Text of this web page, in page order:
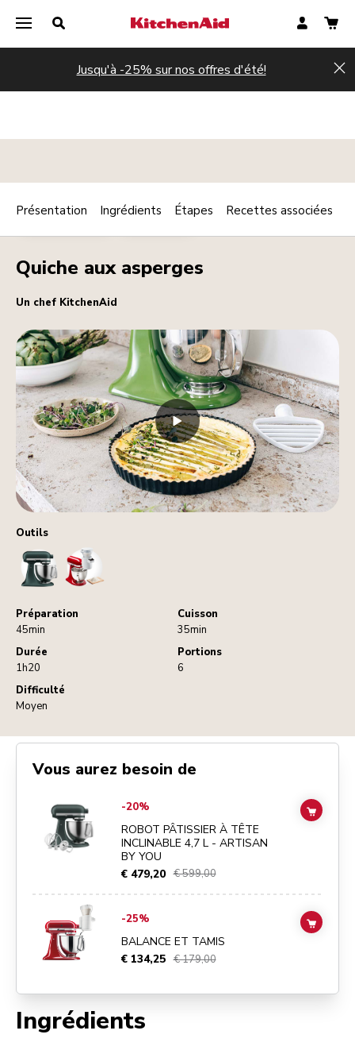
Jusqu'à -25% sur nos offres d'été!
Outils
StandMixer
Sifter
Préparation
45min
Cuisson
35min
Durée
1h20
Portions
6
Difficulté
Moyen
PLAT PRINCIPAL VÉGÉTARIEN Print
Quiche aux asperges
Un chef KitchenAid
Présentation Ingrédients Étapes Recettes associées
Ingrédients
Vous aurez besoin de
Go toROBOT PÂTISSIER À TÊTE INCLINABLE 4,7 L - ARTISAN BY
-20%
ROBOT PÂTISSIER À TÊTE
INCLINABLE 4,7 L - ARTISAN
BY YOU
€ 479,20 € 599,00
ADD
BALANCE ET TAMIS
-25%
BALANCE ET TAMIS
€ 134,25 € 179,00
ADD